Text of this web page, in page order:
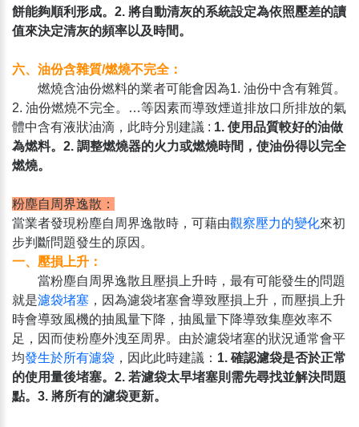
餅能夠順利形成。2. 將自動清灰的系統設定為依照壓差的讀
值來決定清灰的頻率以及時間。
六、油份含雜質/燃燒不完全：
燃燒含油份燃料的業者可能會因為1. 油份中含有雜質。
2. 油份燃燒不完全。…等因素而導致煙道排放口所排放的氣
體中含有液狀油滴，此時分別建議 : 1. 使用品質較好的油做
為燃料。2. 調整燃燒器的火力或燃燒時間，使油份得以完全
燃燒。
粉塵自周界逸散：
當業者發現粉塵自周界逸散時，可藉由觀察壓力的變化來初
步判斷問題發生的原因。
一、壓損上升：
當粉塵自周界逸散且壓損上升時，最有可能發生的問題
就是濾袋堵塞 ，因為濾袋堵塞會導致壓損上升，而壓損上升
時會導致風機的抽風量下降，抽風量下降導致集塵效率不
足，因而使粉塵外洩至周界。由於濾袋堵塞的狀況通常會平
均發生於所有濾袋 ，因此此時建議： 1. 確認濾袋是否於正常
的使用量後堵塞。2. 若濾袋太早堵塞則需先尋找並解決問題
點。3. 將所有的濾袋更新。